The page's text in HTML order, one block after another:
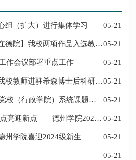
组（扩大）进行集体学习 05-21
05-21
作会议部署重点工作 05-21
05-21
05-21
05-21
学院喜迎2024级新生 05-21
05-21